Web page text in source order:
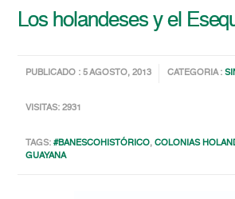
Los holandeses y el
PUBLICADO : 5 AGOSTO, 2013 CATEGORIA :
VISITAS: 2931
TAGS:#BANESCOHISTÓRICO,COLONIAS
GUAYANA